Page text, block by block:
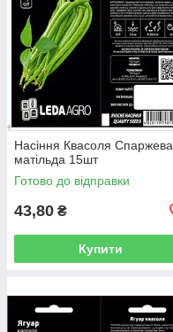
Насіння Квасоля Спаржева
матільда 15шт
Готово до відправки
43,80 ₴
Купити